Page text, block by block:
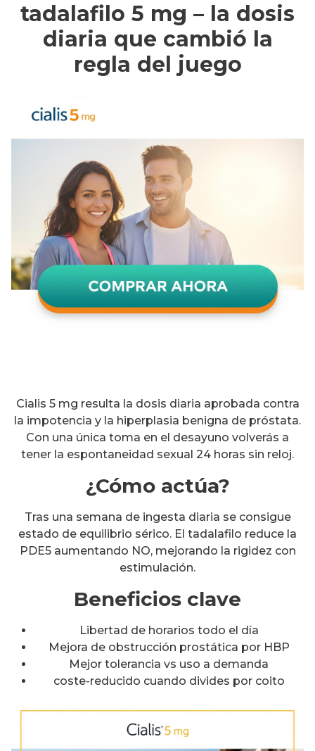
tadalafilo 5 mg – la dosis
diaria que cambió la
regla del juego
Cialis 5 mg resulta la dosis diaria aprobada contra
la impotencia y la hiperplasia benigna de próstata.
Con una única toma en el desayuno volverás a
tener la espontaneidad sexual 24 horas sin reloj.
¿Cómo actúa?
Tras una semana de ingesta diaria se consigue
estado de equilibrio sérico. El tadalafilo reduce la
PDE5 aumentando NO, mejorando la rigidez con
estimulación.
Beneficios clave
Libertad de horarios todo el día
Mejora de obstrucción prostática por HBP
Mejor tolerancia vs uso a demanda
coste-reducido cuando divides por coito